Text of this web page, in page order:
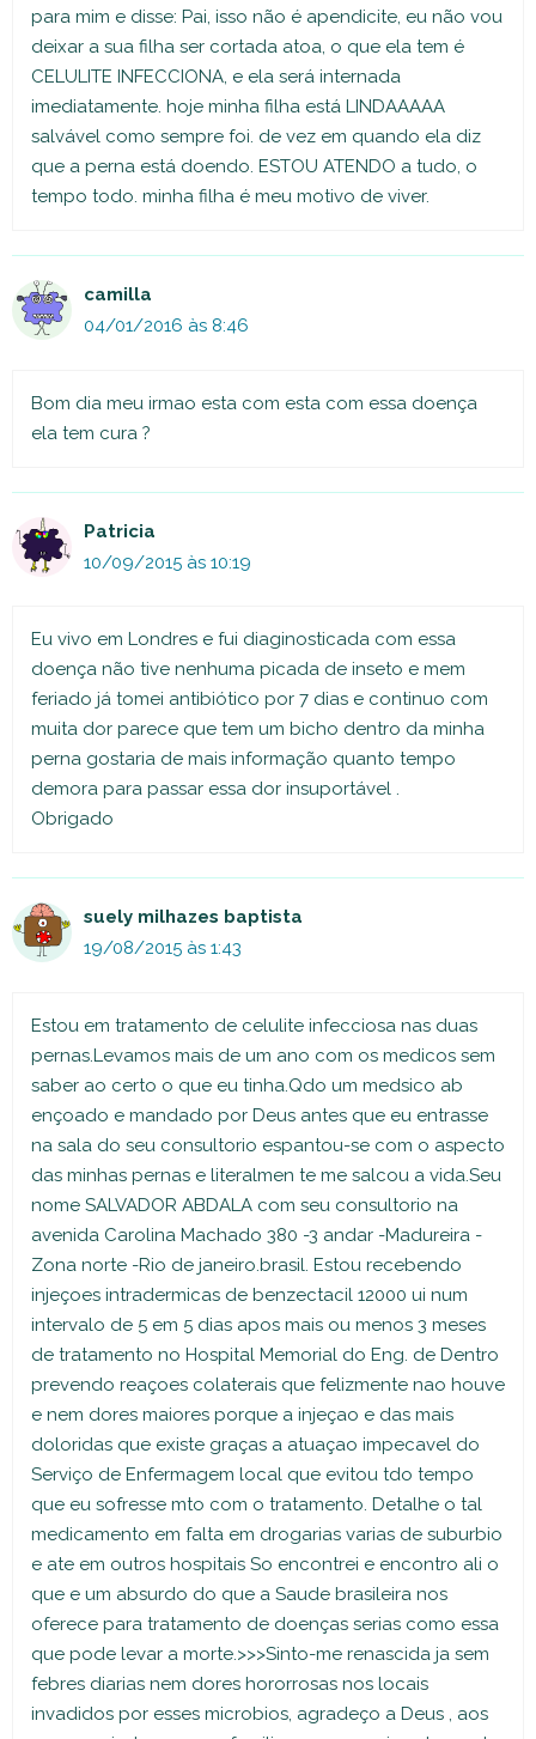
para mim e disse: Pai, isso não é apendicite, eu não vou
deixar a sua filha ser cortada atoa, o que ela tem é
CELULITE INFECCIONA, e ela será internada
imediatamente. hoje minha filha está LINDAAAAA
salvável como sempre foi. de vez em quando ela diz
que a perna está doendo. ESTOU ATENDO a tudo, o
tempo todo. minha filha é meu motivo de viver.
camilla
04/01/2016 às 8:46
Bom dia meu irmao esta com esta com essa doença
ela tem cura ?
Patricia
10/09/2015 às 10:19
Eu vivo em Londres e fui diaginosticada com essa
doença não tive nenhuma picada de inseto e mem
feriado já tomei antibiótico por 7 dias e continuo com
muita dor parece que tem um bicho dentro da minha
perna gostaria de mais informação quanto tempo
demora para passar essa dor insuportável .
Obrigado
suely milhazes baptista
19/08/2015 às 1:43
Estou em tratamento de celulite infecciosa nas duas
pernas.Levamos mais de um ano com os medicos sem
saber ao certo o que eu tinha.Qdo um medsico ab
ençoado e mandado por Deus antes que eu entrasse
na sala do seu consultorio espantou-se com o aspecto
das minhas pernas e literalmen te me salcou a vida.Seu
nome SALVADOR ABDALA com seu consultorio na
avenida Carolina Machado 380 -3 andar -Madureira -
Zona norte -Rio de janeiro.brasil. Estou recebendo
injeçoes intradermicas de benzectacil 12000 ui num
intervalo de 5 em 5 dias apos mais ou menos 3 meses
de tratamento no Hospital Memorial do Eng. de Dentro
prevendo reaçoes colaterais que felizmente nao houve
e nem dores maiores porque a injeçao e das mais
doloridas que existe graças a atuaçao impecavel do
Serviço de Enfermagem local que evitou tdo tempo
que eu sofresse mto com o tratamento. Detalhe o tal
medicamento em falta em drogarias varias de suburbio
e ate em outros hospitais So encontrei e encontro ali o
que e um absurdo do que a Saude brasileira nos
oferece para tratamento de doenças serias como essa
que pode levar a morte.>>>Sinto-me renascida ja sem
febres diarias nem dores hororrosas nos locais
invadidos por esses microbios, agradeço a Deus , aos